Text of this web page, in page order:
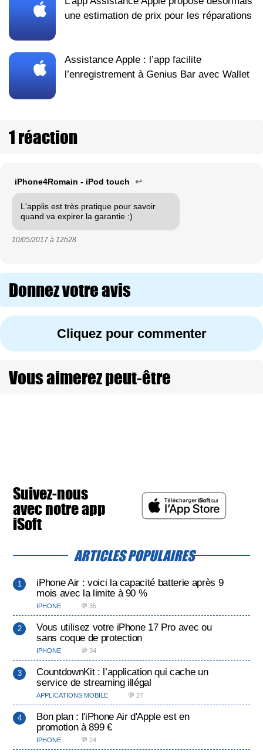
une estimation de prix pour les réparations
Assistance Apple : l’app facilite
l’enregistrement à Genius Bar avec Wallet
1 réaction
iPhone4Romain - iPod touch ↩
L'applis est très pratique pour savoir
quand va expirer la garantie :)
10/05/2017 à 12h28
Donnez votre avis
Cliquez pour commenter
Vous aimerez peut-être
Suivez-nous
avec notre app
iSoft
ARTICLES POPULAIRES
iPhone Air : voici la capacité batterie après 9
mois avec la limite à 90 %
IPHONE 💬 35
Vous utilisez votre iPhone 17 Pro avec ou
sans coque de protection
IPHONE 💬 34
CountdownKit : l’application qui cache un
service de streaming illégal
APPLICATIONS MOBILE 💬 27
Bon plan : l'iPhone Air d'Apple est en
promotion à 899 €
IPHONE 💬 24